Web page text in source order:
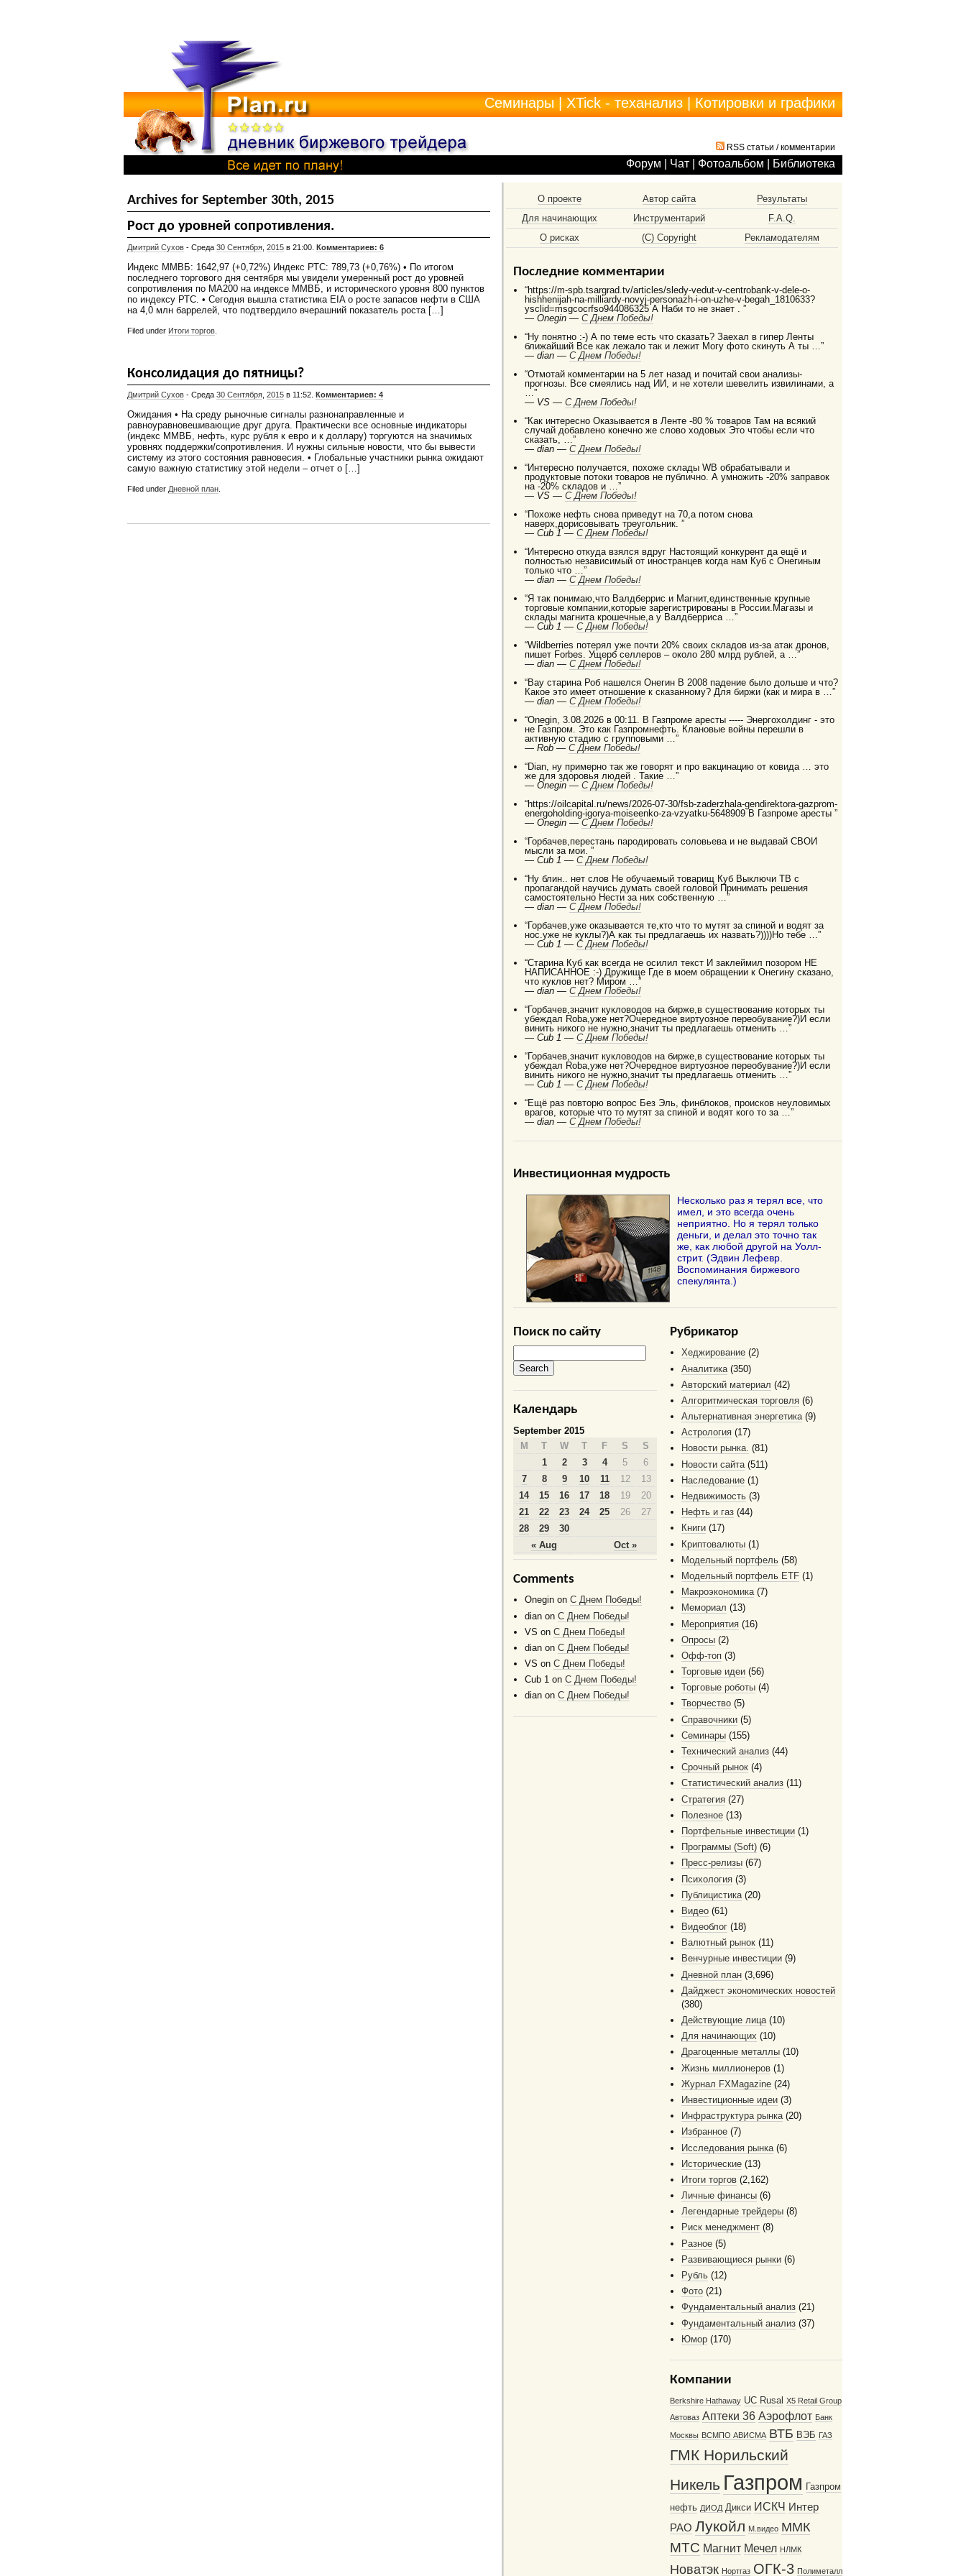
Семинары XTick - теханализ Котировки и графики
RSS статьи /комментарии
Форум Чат Фотоальбом Библиотека
Archives for September 30th, 2015
Рост до уровней сопротивления.
Дмитрий Сухов - Среда 30 Сентября 2015 в 21:00. Комментариев: 6
Индекс ММВБ: 1642,97 (+0,72%) Индекс РТС: 789,73 (+0,76%) • По итогом
последнего торгового дня сентября мы увидели умеренный рост до уровней
сопротивления по МА200 на индексе ММВБ, и исторического уровня 800 пунктов
по индексу РТС. • Сегодня вышла статистика EIA о росте запасов нефти в США
на 4,0 млн баррелей, что подтвердило вчерашний показатель роста […]
Filed under Итоги торгов
Консолидация до пятницы?
Дмитрий Сухов - Среда 30 Сентября 2015 в 11:52. Комментариев: 4
Ожидания • На среду рыночные сигналы разнонаправленные и
равноуравновешивающие друг друга. Практически все основные индикаторы
(индекс ММВБ, нефть, курс рубля к евро и к доллару) торгуются на значимых
уровнях поддержки/сопротивления. И нужны сильные новости, что бы вывести
систему из этого состояния равновесия. • Глобальные участники рынка ожидают
самую важную статистику этой недели – отчет о […]
Filed under Дневной план
О проекте Автор сайта
Результаты
Для начинающих
Инструментарий
F.A.Q.
О рисках
(С) Copyright Рекламодателям
Последние комментарии
“https://m-spb.tsargrad.tv/articles/sledy-vedut-v-centrobank-v-dele-o-
hishhenijah-na-milliardy-novyj-personazh-i-on-uzhe-v-begah_1810633?
ysclid=msgcocrfso944086325 А Наби то не знает . ”
—Onegin —C Днем Победы!
“Ну понятно :-) А по теме есть что сказать? Заехал в гипер Ленты
ближайший Все как лежало так и лежит Могу фото скинуть А ты …”
—dian —C Днем Победы!
“Отмотай комментарии на 5 лет назад и почитай свои анализы-
прогнозы. Все смеялись над ИИ, и не хотели шевелить извилинами, а
…”
— VS —C Днем Победы!
“Как интересно Оказывается в Ленте -80 % товаров Там на всякий
случай добавлено конечно же слово ходовых Это чтобы если что
сказать, …”
—dian —C Днем Победы!
“Интересно получается, похоже склады WB обрабатывали и
продуктовые потоки товаров не публично. А умножить -20% заправок
на -20% складов и …”
— VS —C Днем Победы!
“Похоже нефть снова приведут на 70,а потом снова
наверх,дорисовывать треугольник. ”
—Cub 1 —C Днем Победы!
“Интересно откуда взялся вдруг Настоящий конкурент да ещё и
полностью независимый от иностранцев когда нам Куб с Онегиным
только что …”
—dian —C Днем Победы!
“Я так понимаю,что Валдберрис и Магнит,единственные крупные
торговые компании,которые зарегистрированы в России.Магазы и
склады магнита крошечные,а у Валдберриса …”
—Cub 1 —C Днем Победы!
“Wildberries потерял уже почти 20% своих складов из-за атак дронов,
пишет Forbes. Ущерб селлеров – около 280 млрд рублей, а …”
—dian —C Днем Победы!
“Вау старина Роб нашелся Онегин В 2008 падение было дольше и что?
Какое это имеет отношение к сказанному? Для биржи (как и мира в …”
—dian —C Днем Победы!
“Onegin, 3.08.2026 в 00:11. В Газпроме аресты ----- Энергохолдинг - это
не Газпром. Это как Газпромнефть. Клановые войны перешли в
активную стадию с групповыми …”
—Rob —C Днем Победы!
“Dian, ну примерно так же говорят и про вакцинацию от ковида … это
же для здоровья людей . Такие …”
—Onegin —C Днем Победы!
“https://oilcapital.ru/news/2026-07-30/fsb-zaderzhala-gendirektora-gazprom-
energoholding-igorya-moiseenko-za-vzyatku-5648909 В Газпроме аресты ”
—Onegin —C Днем Победы!
“Горбачев,перестань пародировать соловьева и не выдавай СВОИ
мысли за мои. ”
—Cub 1 —C Днем Победы!
“Ну блин.. нет слов Не обучаемый товарищ Куб Выключи ТВ с
пропагандой научись думать своей головой Принимать решения
самостоятельно Нести за них собственную …”
—dian —C Днем Победы!
“Горбачев,уже оказывается те,кто что то мутят за спиной и водят за
нос.уже не куклы?)А как ты предлагаешь их назвать?))))Но тебе …”
—Cub 1 —C Днем Победы!
“Старина Куб как всегда не осилил текст И заклеймил позором НЕ
НАПИСАННОЕ :-) Дружище Где в моем обращении к Онегину сказано,
что куклов нет? Миром …”
—dian —C Днем Победы!
“Горбачев,значит кукловодов на бирже,в существование которых ты
убеждал Robа,уже нет?Очередное виртуозное переобувание?)И если
винить никого не нужно,значит ты предлагаешь отменить …”
—Cub 1 —C Днем Победы!
“Горбачев,значит кукловодов на бирже,в существование которых ты
убеждал Robа,уже нет?Очередное виртуозное переобувание?)И если
винить никого не нужно,значит ты предлагаешь отменить …”
—Cub 1 —C Днем Победы!
“Ещё раз повторю вопрос Без Эль, финблоков, происков неуловимых
врагов, которые что то мутят за спиной и водят кого то за …”
—dian —C Днем Победы!
Инвестиционная мудрость
Несколько раз я терял все, что
имел, и это всегда очень
неприятно. Но я терял только
деньги, и делал это точно так
же, как любой другой на Уолл-
стрит. (Эдвин Лефевр.
Воспоминания биржевого
спекулянта.)
Поиск по сайту
Календарь
September 2015
M
T W T F S S
« Aug Oct »
1 2 3 4 5
6
7
8 9 10 11 12
13
14
15 16 17 18 19
20
21
22 23 24 25 26
27
28
29 30
Comments
Onegin on C Днем Победы!
dian on C Днем Победы!
VS on C Днем Победы!
dian on C Днем Победы!
VS on C Днем Победы!
Cub 1 on C Днем Победы!
dian on C Днем Победы!
Рубрикатор
Хеджирование (2)
Аналитика (350)
Авторский материал (42)
Алгоритмическая торговля (6)
Альтернативная энергетика(9)
Астрология (17)
Новости рынка. (81)
Новости сайта (511)
Наследование (1)
Недвижимость (3)
Нефть и газ (44)
Книги (17)
Криптовалюты (1)
Модельный портфель (58)
Модельный портфель ETF (1)
Макроэкономика(7)
Мемориал (13)
Мероприятия (16)
Опросы (2)
Офф-топ (3)
Торговые идеи (56)
Торговые роботы (4)
Творчество (5)
Справочники (5)
Семинары (155)
Технический анализ (44)
Срочный рынок (4)
Статистический анализ (11)
Стратегия (27)
Полезное (13)
Портфельные инвестиции (1)
Программы (Soft) (6)
Пресс-релизы (67)
Психология (3)
Публицистика (20)
Видео (61)
Видеоблог (18)
Валютный рынок (11)
Венчурные инвестиции (9)
Дневной план (3,696)
Дайджест экономических новостей
(380)
Действующие лица(10)
Для начинающих (10)
Драгоценные металлы (10)
Жизнь миллионеров (1)
Журнал FXMagazine (24)
Инвестиционные идеи (3)
Инфраструктура рынка(20)
Избранное (7)
Исследования рынка (6)
Исторические (13)
Итоги торгов (2,162)
Личные финансы (6)
Легендарные трейдеры (8)
Риск менеджмент (8)
Разное (5)
Развивающиеся рынки (6)
Рубль (12)
Фото (21)
Фундаментальный анализ (21)
Фундаментальный анализ (37)
Юмор (170)
Компании
Berkshire Hathaway UC Rusal X5 Retail Group
Автоваз Аптеки 36 Аэрофлот Банк
Москвы ВСМПО АВИСМА ВТБ ВЭБ ГАЗ
ГМК Норильский
Никель Газпром Газпром
нефть ДИОД Дикси ИСКЧ Интер
РАО Лукойл М.видео ММК
МТС Магнит Мечел НЛМК
Новатэк Нортгаз ОГК-3 Полиметалл